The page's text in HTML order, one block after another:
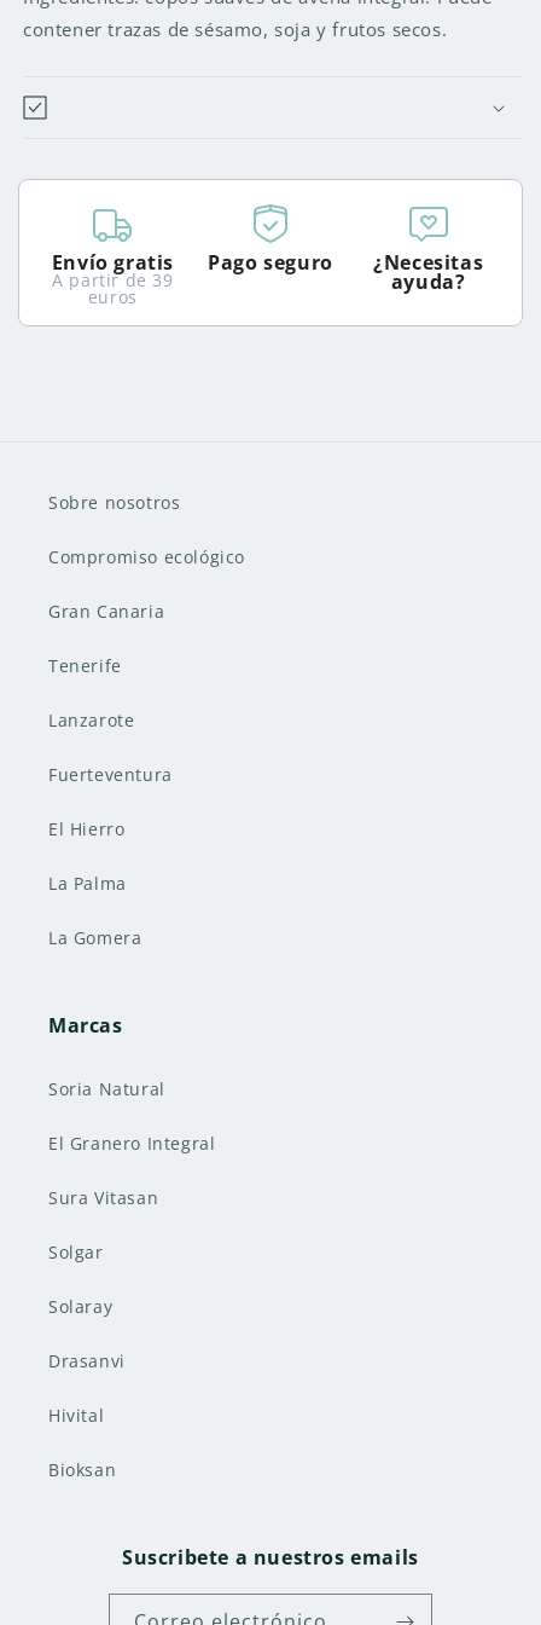
INTEGRAL INTEGRAL
contener trazas de sésamo, soja y frutos secos.
Envío gratis
A partir de 39
euros
Pago seguro ¿Necesitas
ayuda?
Sobre nosotros
Compromiso ecológico
Gran Canaria
Tenerife
Lanzarote
Fuerteventura
El Hierro
La Palma
La Gomera
Marcas
Soria Natural
El Granero Integral
Sura Vitasan
Solgar
Solaray
Drasanvi
Hivital
Bioksan
Suscribete a nuestros emails